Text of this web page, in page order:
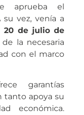
aprueba el
su vez, venía a
20 de julio de
la necesaria
con el marco
garantías
tanto apoya su
económica.